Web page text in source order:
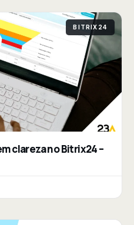
BITRIX24
clareza no Bitrix24 –